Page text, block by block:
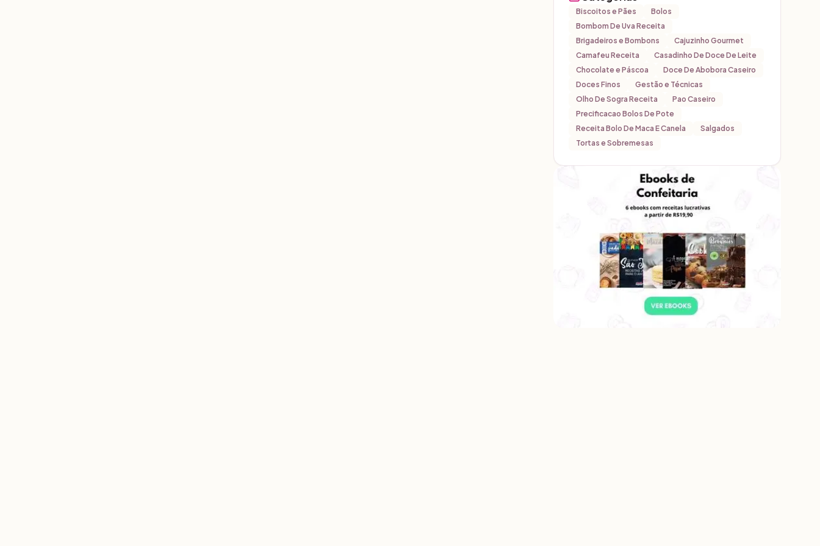
Biscoitos e Pães
Bolos
Bombom De Uva Receita
Brigadeiros e Bombons
Cajuzinho Gourmet
Camafeu Receita
Casadinho De Doce De Leite
Chocolate e Páscoa
Doce De Abobora Caseiro
Doces Finos
Gestão e Técnicas
Olho De Sogra Receita
Pao Caseiro
Precificacao Bolos De Pote
Receita Bolo De Maca E Canela
Salgados
Tortas e Sobremesas